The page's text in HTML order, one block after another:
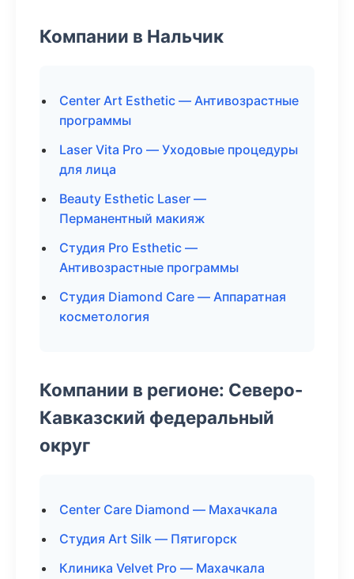
Компании в Нальчик
Center Art Esthetic — Антивозрастные
программы
Laser Vita Pro — Уходовые процедуры
для лица
Beauty Esthetic Laser —
Перманентный макияж
Студия Pro Esthetic —
Антивозрастные программы
Студия Diamond Care — Аппаратная
косметология
Компании в регионе: Северо-
Кавказский федеральный
округ
Center Care Diamond — Махачкала
Студия Art Silk — Пятигорск
Клиника Velvet Pro — Махачкала